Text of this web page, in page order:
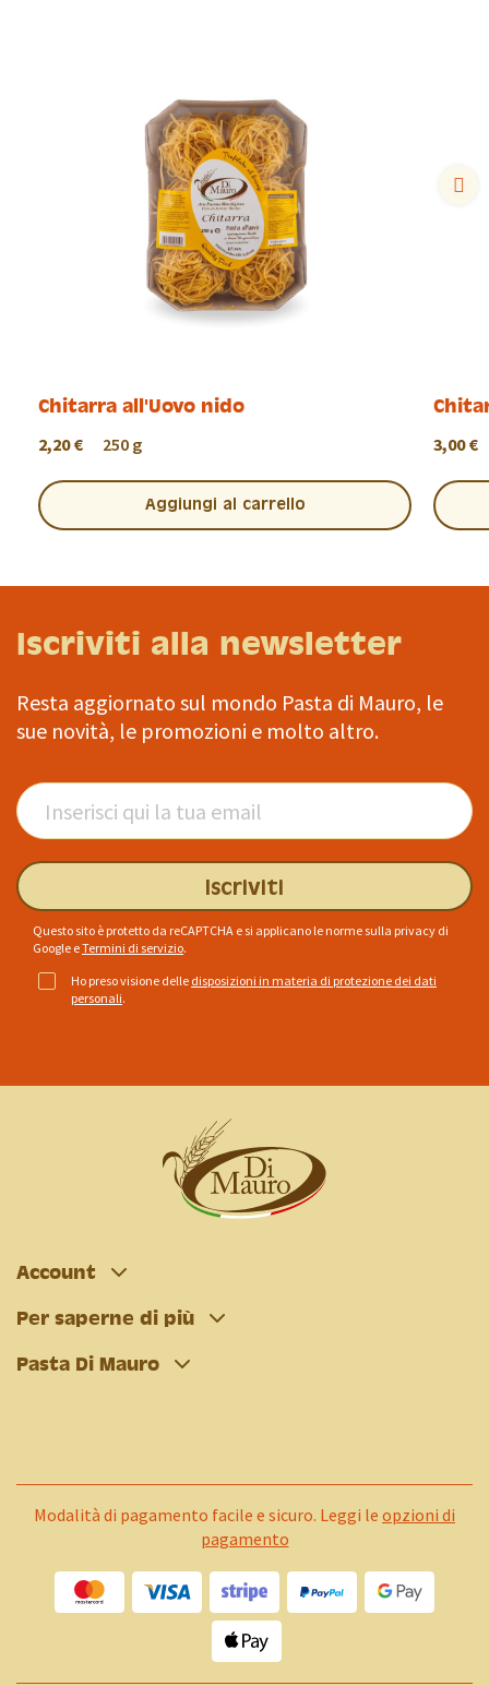
Chitarra all'Uovo nido
2,20 € 250 g
Aggiungi al carrello
3,00 €
Iscriviti alla newsletter
Resta aggiornato sul mondo Pasta di Mauro, le
sue novità, le promozioni e molto altro.
Iscriviti
Questo sito è protetto da reCAPTCHA e si applicano le norme sulla privacy di
Google eTermini di servizio.
Ho preso visione delle disposizioni in materia di protezione dei dati
personali.
Account
Per saperne di più
Pasta Di Mauro
Modalità di pagamento facile e sicuro. Leggi le opzioni di
pagamento